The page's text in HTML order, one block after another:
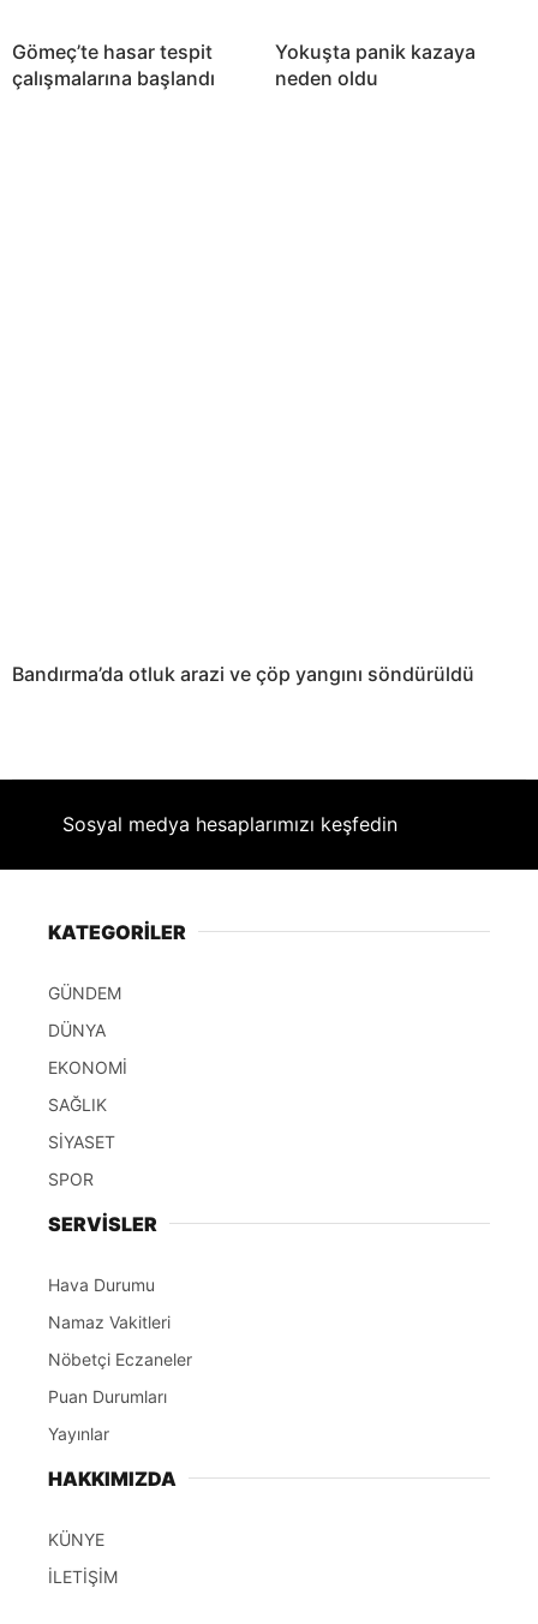
Gömeç’te hasar tespit
çalışmalarına başlandı
Yokuşta panik kazaya
neden oldu
Bandırma’da otluk arazi ve çöp yangını söndürüldü
Sosyal medya hesaplarımızı keşfedin
KATEGORİLER
GÜNDEM
DÜNYA
EKONOMİ
SAĞLIK
SİYASET
SPOR
SERVİSLER
Hava Durumu
Namaz Vakitleri
Nöbetçi Eczaneler
Puan Durumları
Yayınlar
HAKKIMIZDA
KÜNYE
İLETİŞİM